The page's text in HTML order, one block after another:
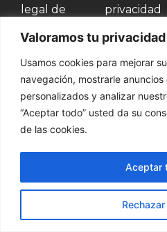
Valoramos tu privacidad
Usamos cookies para mejorar
navegación, mostrarle
personalizados y analizar
“Aceptar todo” usted da su
de las cookies.
Aceptar
legal de
privacidad
Contacta con nosotros
937 002 750
Productos
Palets y bases
Cajas de
madera
© Embamat 2026